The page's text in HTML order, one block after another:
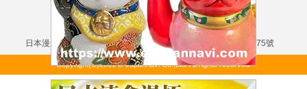
本網站刊載之所有文字・圖片資訊均受版權法保護
嚴禁擅自複製・轉載
日本漫遊網站・日本漫遊旅行社・東京都知事登錄旅行業第3-6175號
Copyright(C)2001 E-Japannavi Co.,Ltd. All rights reserved.